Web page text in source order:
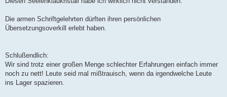
Die armen Schriftgelehrten dürften ihren persönlichen
Übersetzungsoverkill erlebt haben.
Schlußendlich:
Wir sind trotz einer großen Menge schlechter Erfahrungen einfach immer
noch zu nett! Leute seid mal mißtrauisch, wenn da irgendwelche Leute
ins Lager spazieren.